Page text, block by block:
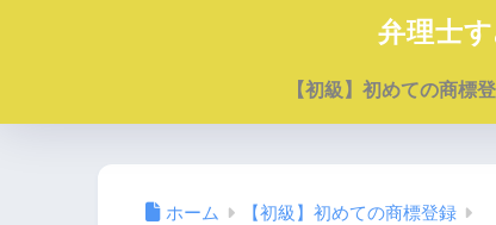
弁理士
【初級】初めての商標
ホーム 【初級】初めての商標登録